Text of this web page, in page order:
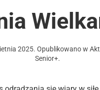
2025. Opublikowano w
Senior+.